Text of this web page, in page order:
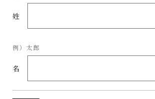
姓
例）太郎
名